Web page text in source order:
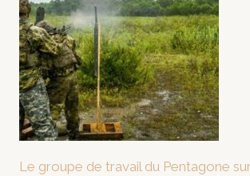
Le groupe de travail du Pentagone